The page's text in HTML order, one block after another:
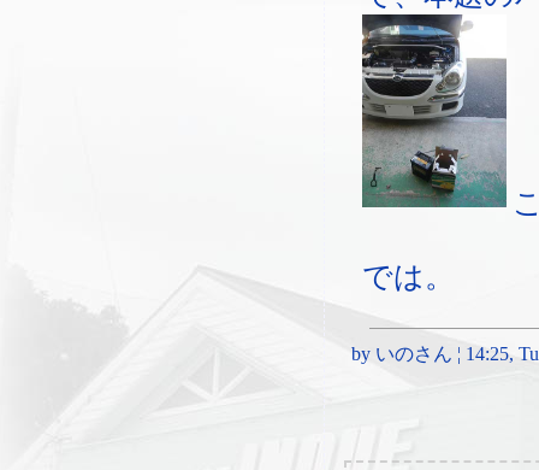
では。
by いのさん ¦ 14:25,